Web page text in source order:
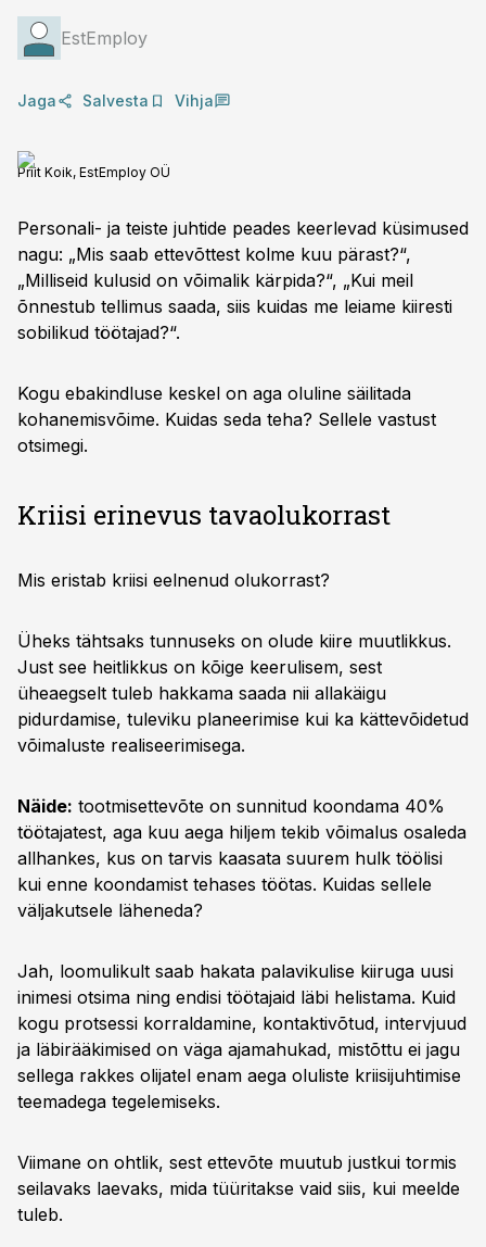
EstEmploy
Jaga Salvesta Vihja
Priit Koik, EstEmploy OÜ
Personali- ja teiste juhtide peades keerlevad küsimused
nagu: „Mis saab ettevõttest kolme kuu pärast?“,
„Milliseid kulusid on võimalik kärpida?“, „Kui meil
õnnestub tellimus saada, siis kuidas me leiame kiiresti
sobilikud töötajad?“.
Kogu ebakindluse keskel on aga oluline säilitada
kohanemisvõime. Kuidas seda teha? Sellele vastust
otsimegi.
Kriisi erinevus tavaolukorrast
Mis eristab kriisi eelnenud olukorrast?
Üheks tähtsaks tunnuseks on olude kiire muutlikkus.
Just see heitlikkus on kõige keerulisem, sest
üheaegselt tuleb hakkama saada nii allakäigu
pidurdamise, tuleviku planeerimise kui ka kättevõidetud
võimaluste realiseerimisega.
Näide: tootmisettevõte on sunnitud koondama 40%
töötajatest, aga kuu aega hiljem tekib võimalus osaleda
allhankes, kus on tarvis kaasata suurem hulk töölisi
kui enne koondamist tehases töötas. Kuidas sellele
väljakutsele läheneda?
Jah, loomulikult saab hakata palavikulise kiiruga uusi
inimesi otsima ning endisi töötajaid läbi helistama. Kuid
kogu protsessi korraldamine, kontaktivõtud, intervjuud
ja läbirääkimised on väga ajamahukad, mistõttu ei jagu
sellega rakkes olijatel enam aega oluliste kriisijuhtimise
teemadega tegelemiseks.
Viimane on ohtlik, sest ettevõte muutub justkui tormis
seilavaks laevaks, mida tüüritakse vaid siis, kui meelde
tuleb.